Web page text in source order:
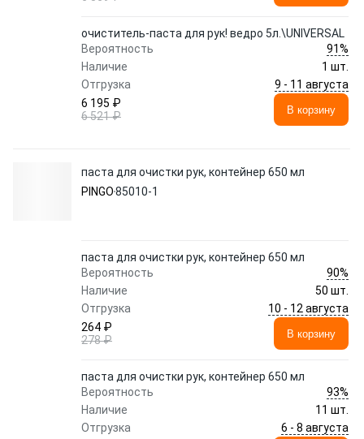
очиститель-паста для рук! ведро 5л.\UNIVERSAL
Вероятность
91%
Наличие
1 шт.
Отгрузка
9 - 11 августа
6 195 ₽
6 521 ₽
В корзину
паста для очистки рук, контейнер 650 мл
PINGO85010-1
паста для очистки рук, контейнер 650 мл
Вероятность
90%
Наличие
50 шт.
Отгрузка
10 - 12 августа
264 ₽
278 ₽
В корзину
паста для очистки рук, контейнер 650 мл
Вероятность
93%
Наличие
11 шт.
Отгрузка
6 - 8 августа